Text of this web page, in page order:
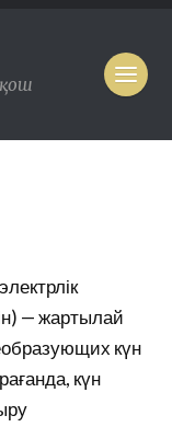
— жартылай
күн
күн